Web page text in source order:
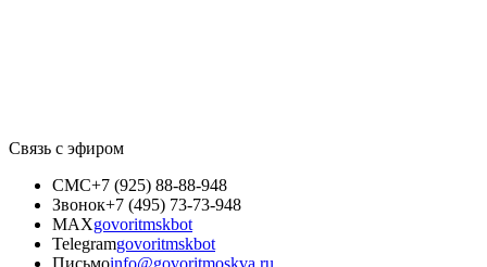
Связь с эфиром
СМС+7 (925) 88-88-948
Звонок+7 (495) 73-73-948
MAXgovoritmskbot
Telegramgovoritmskbot
Письмоinfo@govoritmoskva.ru